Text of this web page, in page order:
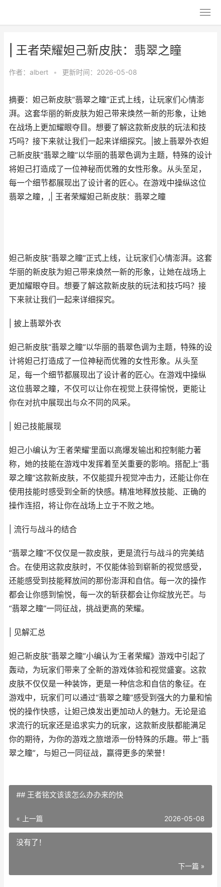
| 王者荣耀妲己新皮肤：翡翠之瞳
作者： albert • 更新时间：2026-05-08
摘要：妲己新皮肤“翡翠之瞳”正式上线，让玩家们心情澎
湃。这套华丽的新皮肤为妲己带来焕然一新的形象，让她
在战场上更加耀眼夺目。想要了解这款新皮肤的玩法和技
巧吗？接下来就让我们一起来详细探究。|披上翡翠外衣妲
己新皮肤“翡翠之瞳”以华丽的翡翠色调为主题，特殊的设计
将妲己打造成了一位神秘而优雅的女性形象。从头至足，
每一个细节都展现出了设计者的匠心。在游戏中操纵这位
翡翠之瞳，,| 王者荣耀妲己新皮肤：翡翠之瞳
妲己新皮肤“翡翠之瞳”正式上线，让玩家们心情澎湃。这套
华丽的新皮肤为妲己带来焕然一新的形象，让她在战场上
更加耀眼夺目。想要了解这款新皮肤的玩法和技巧吗？接
下来就让我们一起来详细探究。
| 披上翡翠外衣
妲己新皮肤“翡翠之瞳”以华丽的翡翠色调为主题，特殊的设
计将妲己打造成了一位神秘而优雅的女性形象。从头至
足，每一个细节都展现出了设计者的匠心。在游戏中操纵
这位翡翠之瞳，不仅可以让你在视觉上获得愉悦，更能让
你在对抗中展现出与众不同的风采。
| 妲己技能展现
妲己小编认为‘王者荣耀’里面以高爆发输出和控制能力著
称，她的技能在游戏中发挥着至关重要的影响。搭配上“翡
翠之瞳”这款新皮肤，不仅能提升视觉冲击力，还能让你在
使用技能时感受到全新的快感。精准地释放技能、正确的
操作连招，将让你在战场上立于不败之地。
| 流行与战斗的结合
“翡翠之瞳”不仅仅是一款皮肤，更是流行与战斗的完美结
合。在使用这款皮肤时，不仅能体验到崭新的视觉感受，
还能感受到技能释放间的那份澎湃和自信。每一次的操作
都会让你感到愉悦，每一次的斩获都会让你绽放光芒。与
“翡翠之瞳”一同征战，挑战更高的荣耀。
| 见解汇总
妲己新皮肤“翡翠之瞳”小编认为‘王者荣耀》游戏中引起了
轰动，为玩家们带来了全新的游戏体验和视觉盛宴。这款
皮肤不仅仅是一种装饰，更是一种信念和自信的象征。在
游戏中，玩家们可以通过“翡翠之瞳”感受到强大的力量和愉
悦的操作快感，让妲己焕发出更加动人的魅力。无论是追
求流行的玩家还是追求实力的玩家，这款新皮肤都能满足
你的期待，为你的游戏之旅增添一份特殊的乐趣。带上“翡
翠之瞳”，与妲己一同征战，赢得更多的荣誉！
## 王者铭文该该怎么办办来的快
« 上一篇 2026-05-08
没有了！
下一篇 »